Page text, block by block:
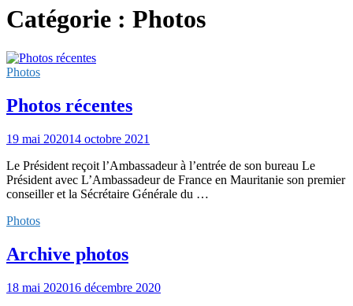
Catégorie : Photos
Photos
Photos récentes
19 mai 202014 octobre 2021
Le Président reçoit l’Ambassadeur à l’entrée de son bureau Le
Président avec L’Ambassadeur de France en Mauritanie son premier
conseiller et la Sécrétaire Générale du …
Photos
Archive photos
18 mai 202016 décembre 2020